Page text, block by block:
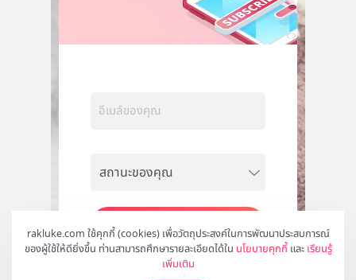
rakluke.com ใช้คุกกี้ (cookies) เพื่อวัตถุประสงค์ในการพัฒนาประสบการณ์
ของผู้ใช้ให้ดียิ่งขึ้น ท่านสามารถศึกษารายละเอียดได้ใน นโยบายคุกกี้ และ เรียนรู้
เพิ่มเติม
สมัคร